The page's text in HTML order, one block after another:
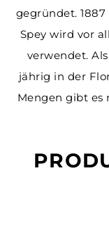
gegründet.
Spey wird vor
verwendet.
jährig in der
Mengen gibt es